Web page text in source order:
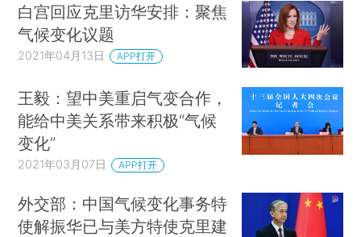
白宫回应克里访华安排：聚焦
气候变化议题
2021年04月13日 APP打开
王毅：望中美重启气变合作，
能给中美关系带来积极“气候
变化”
2021年03月07日 APP打开
外交部：中国气候变化事务特
使解振华已与美方特使克里建